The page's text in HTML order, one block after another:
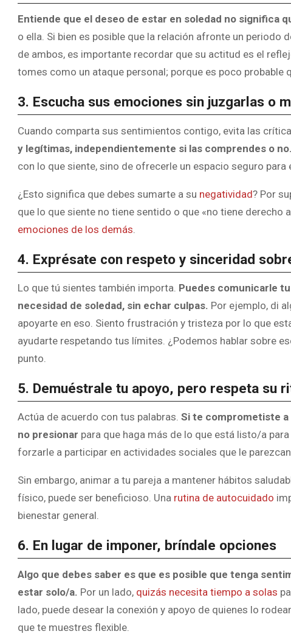
Entiende que el deseo de estar en soledad no significa
o ella. Si bien es posible que la relación afronte un periodo
de ambos, es importante recordar que su actitud es el
tomes como un ataque personal; porque es poco probable
3. Escucha sus emociones sin juzgarlas o
Cuando comparta sus sentimientos contigo, evita las
y legítimas, independientemente si las comprendes o no.
con lo que siente, sino de ofrecerle un espacio seguro para
¿Esto significa que debes sumarte a su negatividad? Por
que lo que siente no tiene sentido o que «no tiene derecho
emociones de los demás
4. Exprésate con respeto y sinceridad
Lo que tú sientes también importa. Puedes comunicarle
necesidad de soledad, sin echar culpas. Por ejemplo, di
apoyarte en eso. Siento frustración y tristeza por lo que
ayudarte respetando tus límites. ¿Podemos hablar sobre
punto.
5. Demuéstrale tu apoyo, pero respeta su
Actúa de acuerdo con tus palabras. Si te comprometiste
no presionar para que haga más de lo que está listo/a
forzarle a participar en actividades sociales que le
Sin embargo, animar a tu pareja a mantener hábitos
físico, puede ser beneficioso. Una rutina de autocuidado
bienestar general.
6. En lugar de imponer, bríndale opciones
Algo que debes saber es que es posible que tenga
estar solo/a. Por un lado, quizás necesita tiempo a solas
lado, puede desear la conexión y apoyo de quienes lo
que te muestres flexible.